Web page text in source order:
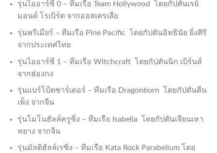
รุ่นไออาร์ซี 0 – ทีมเรือ Team Hollywood โดยกัปตันเรย์
มอนด์ โรเบิร์ต จากออสเตรเลีย
รุ่นพรีเมียร์ – ทีมเรือ Pine Pacific โดยกัปตันอิทธินัย ยิ่งศิริ
จากประเทศไทย
รุ่นไออาร์ซี 1 – ทีมเรือ Witchcraft โดยกัปตันนิก เบิร์นส์
จากฮ่องกง
รุ่นแบร์โบ้ตชาร์เตอร์ – ทีมเรือ Dragonborn โดยกัปตันดีน
เพ็ง จากจีน
รุ่นโมโนฮัลล์ครูซิ่ง – ทีมเรือ Isabella โดยกัปตันเจียนเหา
หยาง จากจีน
รุ่นมัลติฮัลล์เรซิ่ง – ทีมเรือ Kata Rock Parabellum โดย